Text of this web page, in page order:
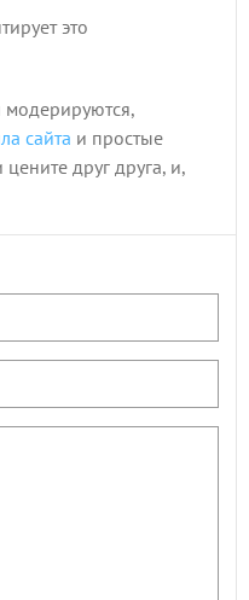
это
модерируются,
сайта и простые
друг друга, и,